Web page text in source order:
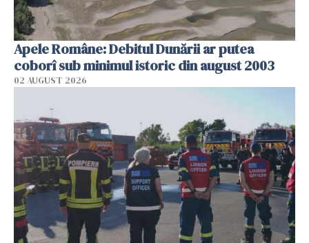
Apele Române: Debitul Dunării ar putea
coborî sub minimul istoric din august 2003
02 AUGUST 2026